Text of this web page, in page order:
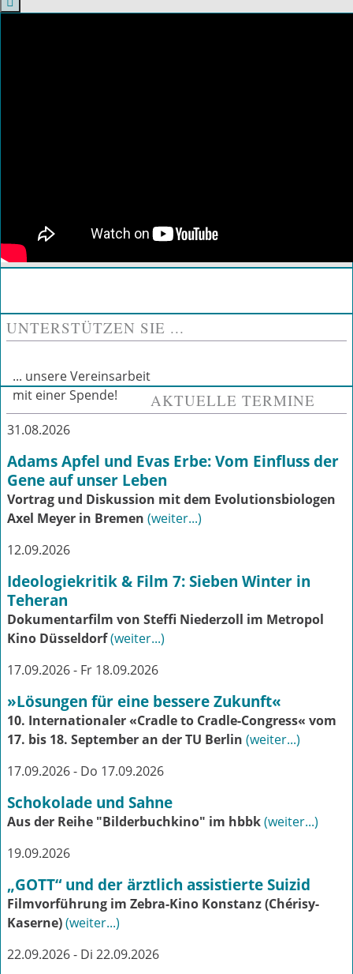
UNTERSTÜTZEN SIE ...
... unsere Vereinsarbeit
mit einer Spende!
AKTUELLE TERMINE
31.08.2026
Adams Apfel und Evas Erbe: Vom Einfluss der
Gene auf unser Leben
Vortrag und Diskussion mit dem Evolutionsbiologen
Axel Meyer in Bremen (weiter...)
12.09.2026
Ideologiekritik & Film 7: Sieben Winter in
Teheran
Dokumentarfilm von Steffi Niederzoll im Metropol
Kino Düsseldorf(weiter...)
17.09.2026 - Fr 18.09.2026
»Lösungen für eine bessere Zukunft«
10. Internationaler «Cradle to Cradle-Congress« vom
17. bis 18. September an der TU Berlin (weiter...)
17.09.2026 - Do 17.09.2026
Schokolade und Sahne
Aus der Reihe "Bilderbuchkino" im hbbk(weiter...)
19.09.2026
„GOTT“ und der ärztlich assistierte Suizid
Filmvorführung im Zebra-Kino Konstanz (Chérisy-
Kaserne)(weiter...)
22.09.2026 - Di 22.09.2026